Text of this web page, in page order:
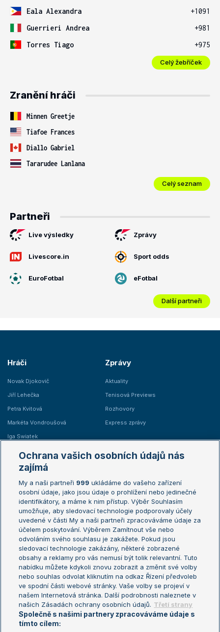
Eala Alexandra
+1091
Guerrieri Andrea
+981
Torres Tiago
+975
Celý žebříček
Zranění hráči
Minnen Greetje
Tiafoe Frances
Diallo Gabriel
Tararudee Lanlana
Celý seznam
Partneři
Live výsledky Zprávy
Livescore.in Sport odds
EuroFotbal eFotbal
Další partneři
Hráči
Novak Djokovič
Jiří Lehečka
Petra Kvitová
Markéta Vondroušová
Iga Swiatek
Zprávy
Aktuality
Tenisová Previews
Rozhovory
Express zprávy
Žebříčky
Žebříček ATP (muži)
Žebříček WTA (ženy)
Sázkařský žebříček
Australian Open
French Open
Wimbledon
US Open
Turnaj mistrů
Turnaj mistryň
Aktualní trendy
Fotbalové přestupy
Livesport Daily
LS Prague Open
Ochrana vašich osobních údajů nás
zajímá
My a naši partneři 999 ukládáme do vašeho zařízení
osobní údaje, jako jsou údaje o prohlížení nebo jedinečné
identifikátory, a máme k nim přístup. Výběr Souhlasím
umožňuje, aby sledovací technologie podporovaly účely
uvedené v části My a naši partneři zpracováváme údaje za
účelem poskytování. Výběrem Zamítnout vše nebo
odvoláním svého souhlasu je zakážete. Pokud jsou
sledovací technologie zakázány, některé zobrazené
obsahy a reklamy pro vás nemusí být tolik relevantní. Tuto
nabídku můžete kdykoli znovu zobrazit a změnit své volby
nebo souhlas odvolat kliknutím na odkaz Řízení předvoleb
ve spodní části webové stránky. Vaše volby se projeví v
našem Internetová stránka. Další podrobnosti naleznete v
našich Zásadách ochrany osobních údajů. Třetí strany
Společně s našimi partnery zpracováváme údaje s
tímto cílem: